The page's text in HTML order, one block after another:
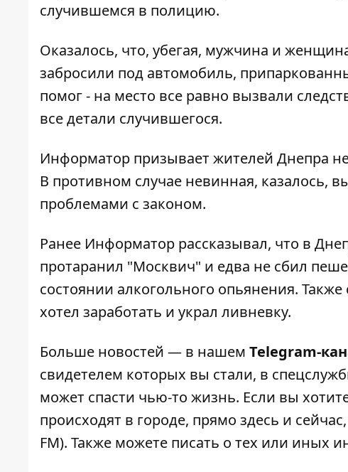
случившемся в полицию.
Оказалось, что, убегая, мужчина и
забросили под автомобиль,
помог - на место все равно вызвали
все детали случившегося.
Информатор призывает жителей Днепра
В противном случае невинная, казалось,
проблемами с законом.
Ранее Информатор рассказывал, что в
протаранил "Москвич" и едва не сбил
состоянии алкогольного опьянения.
хотел заработать и украл ливневку.
Больше новостей — в нашем Telegram-
свидетелем которых вы стали, в
может спасти чью-то жизнь. Если вы
происходят в городе, прямо здесь и
FM). Также можете писать о тех или иных